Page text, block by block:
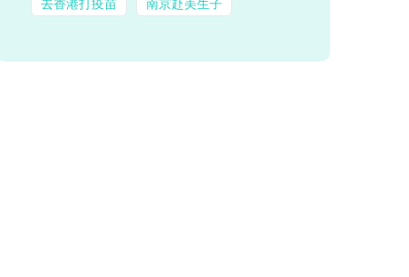
去香港打疫苗 南京赴美生子